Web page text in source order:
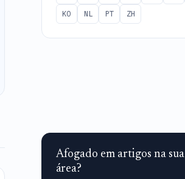
KO
NL PT ZH
Afogado em artigos na sua
área?